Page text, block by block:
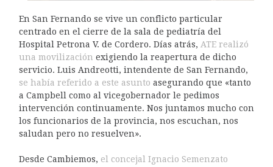
En San Fernando se vive un conflicto particular
centrado en el cierre de la sala de pediatría del
Hospital Petrona V. de Cordero. Días atrás, ATE realizó
una movilización exigiendo la reapertura de dicho
servicio. Luis Andreotti, intendente de San Fernando,
se había referido a este asunto asegurando que «tanto
a Campbell como al vicegobernador le pedimos
intervención continuamente. Nos juntamos mucho con
los funcionarios de la provincia, nos escuchan, nos
saludan pero no resuelven».
Desde Cambiemos, el concejal Ignacio Semenzato